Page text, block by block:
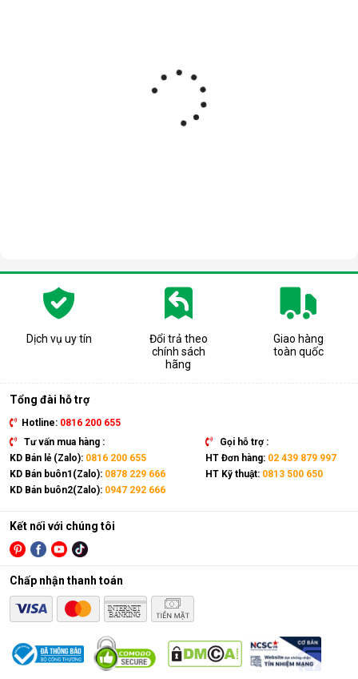
Dịch vụ uy tín
Đổi trả theo
chính sách
hãng
Giao hàng
toàn quốc
Tổng đài hỗ trợ
Hotline: 0816 200 655
Tư vấn mua hàng :
KD Bán lẻ (Zalo): 0816 200 655
KD Bán buôn1(Zalo): 0878 229 666
KD Bán buôn2(Zalo): 0947 292 666
Gọi hỗ trợ :
HT Đơn hàng: 02 439 879 997
HT Kỹ thuật: 0813 500 650
Kết nối với chúng tôi
Chấp nhận thanh toán